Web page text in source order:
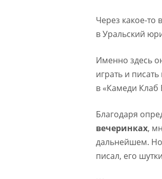
Через какое-то
в Уральский
Именно здесь
играть и
в «Камеди Клаб
Благодаря
вечеринках,
дальнейшем.
писал, его